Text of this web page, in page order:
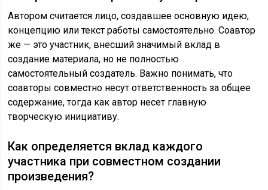
Автором считается лицо, создавшее основную идею,
концепцию или текст работы самостоятельно. Соавтор
же — это участник, внесший значимый вклад в
создание материала, но не полностью
самостоятельный создатель. Важно понимать, что
соавторы совместно несут ответственность за общее
содержание, тогда как автор несет главную
творческую инициативу.
Как определяется вклад каждого
участника при совместном создании
произведения?